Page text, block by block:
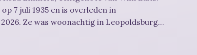
7 juli 1935 en is overleden in
Ze was woonachtig in Leopoldsburg